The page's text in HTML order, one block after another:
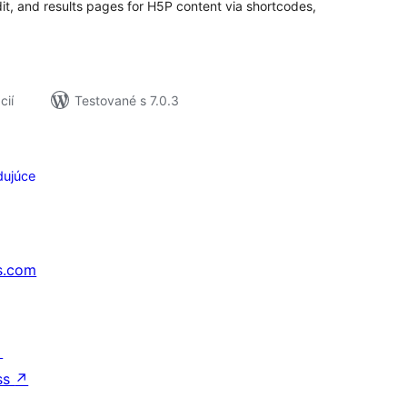
and results pages for H5P content via shortcodes,
Testované s 7.0.3
↗